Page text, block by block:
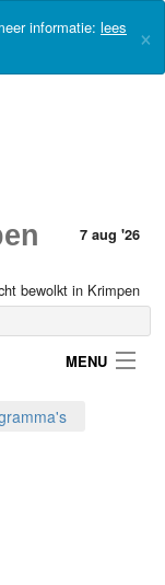
informatie: lees
×
7 aug '26
bewolkt in Krimpen
MENU